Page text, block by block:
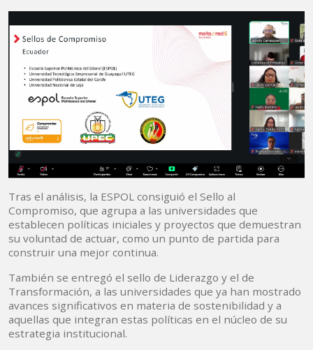
Tras el análisis, la ESPOL consiguió el Sello al
Compromiso, que agrupa a las universidades que
establecen políticas iniciales y proyectos que demuestran
su voluntad de actuar, como un punto de partida para
construir una mejor continua.
También se entregó el sello de Liderazgo y el de
Transformación, a las universidades que ya han mostrado
avances significativos en materia de sostenibilidad y a
aquellas que integran estas políticas en el núcleo de su
estrategia institucional.